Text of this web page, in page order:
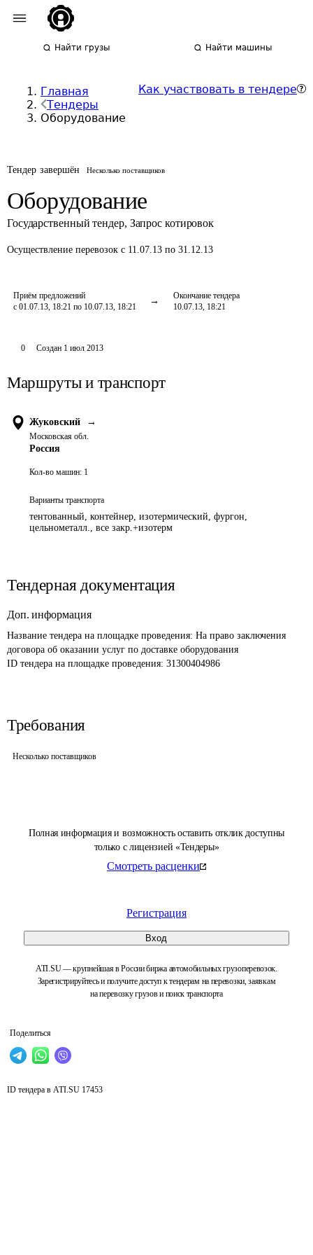
Найти грузы Найти машины
Главная
Тендеры
Оборудование
Как участвовать в тендере
Тендер завершён Несколько поставщиков
Оборудование
Государственный тендер, Запрос котировок
Осуществление перевозок с 11.07.13 по 31.12.13
Приём предложений
с 01.07.13, 18:21 по 10.07.13, 18:21
Окончание тендера
10.07.13, 18:21
Полная информация и возможность оставить отклик доступны
только с лицензией «Тендеры»
Смотреть расценки
Регистрация
Вход
ATI.SU — крупнейшая в России биржа автомобильных грузоперевозок.
Зарегистрируйтесь и получите доступ к тендерам на перевозки, заявкам
на перевозку грузов и поиск транспорта
Поделиться
0 Создан 1 июл 2013
Маршруты и транспорт
Жуковский →
Московская обл.
Россия
Кол-во машин: 1
Варианты транспорта
тентованный, контейнер, изотермический, фургон,
цельнометалл., все закр.+изотерм
Тендерная документация
Доп. информация
Название тендера на площадке проведения: На право заключения
договора об оказании услуг по доставке оборудования
ID тендера на площадке проведения: 31300404986
Требования
Несколько поставщиков
ID тендера в ATI.SU 17453